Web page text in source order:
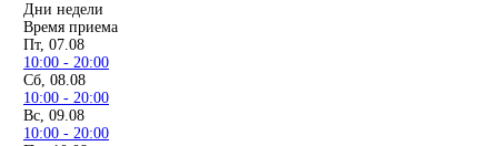
Дни недели
Время приема
Пт, 07.08
10:00 - 20:00
Сб, 08.08
10:00 - 20:00
Вс, 09.08
10:00 - 20:00